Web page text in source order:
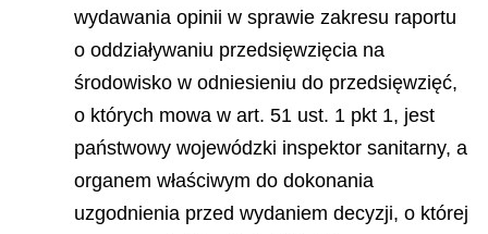
wydawania opinii w sprawie zakresu raportu
o oddziaływaniu przedsięwzięcia na
środowisko w odniesieniu do przedsięwzięć,
o których mowa w art. 51 ust. 1 pkt 1, jest
państwowy wojewódzki inspektor sanitarny, a
organem właściwym do dokonania
uzgodnienia przed wydaniem decyzji, o której